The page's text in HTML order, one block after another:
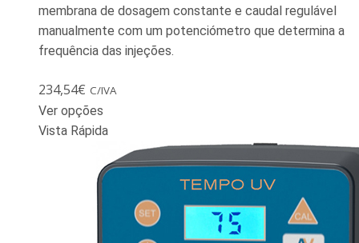
membrana de dosagem constante e caudal regulável
manualmente com um potenciómetro que determina a
frequência das injeções.
234,54€ C/IVA
Ver opções
Vista Rápida